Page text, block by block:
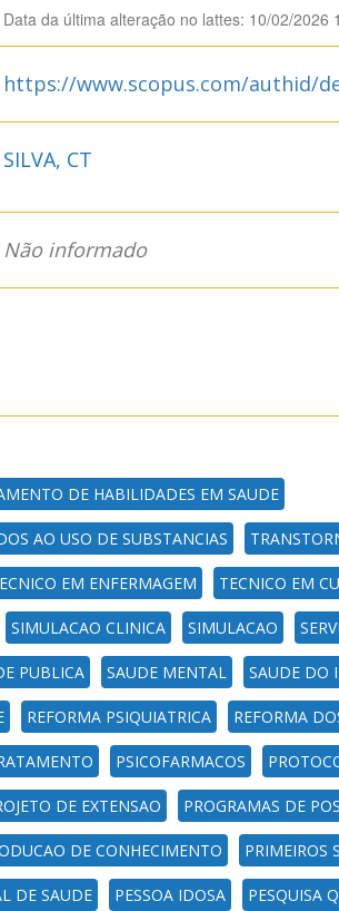
Data da última alteração no lattes: 10/02/2026
https://www.scopus.com/authid/
SILVA, CT
Não informado
DE HABILIDADES EM SAUDE
AO USO DE SUBSTANCIAS
EM ENFERMAGEM TECNICO EM
SIMULACAO CLINICA SIMULACAO
PUBLICA SAUDE MENTAL SAUDE DO
REFORMA PSIQUIATRICA REFORMA
PSICOFARMACOS
DE EXTENSAO PROGRAMAS DE
DE CONHECIMENTO PRIMEIROS
DE SAUDE PESSOA IDOSA PESQUISA